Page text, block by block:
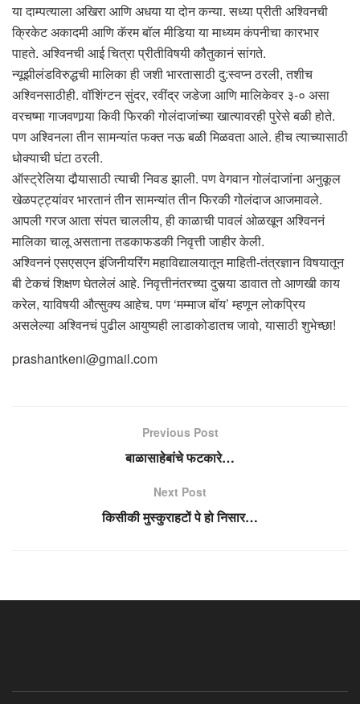
या दाम्पत्याला अखिरा आणि अधया या दोन कन्या. सध्या प्रीती अश्विनची
क्रिकेट अकादमी आणि कॅरम बॉल मीडिया या माध्यम कंपनीचा कारभार
पाहते. अश्विनची आई चित्रा प्रीतीविषयी कौतुकानं सांगते.
न्यूझीलंडविरुद्धची मालिका ही जशी भारतासाठी दु:स्वप्न ठरली, तशीच
अश्विनसाठीही. वॉशिंग्टन सुंदर, रवींद्र जडेजा आणि मालिकेवर ३-० असा
वरचष्मा गाजवणार्‍या किवी फिरकी गोलंदाजांच्या खात्यावरही पुरेसे बळी होते.
पण अश्विनला तीन सामन्यांत फक्त नऊ बळी मिळवता आले. हीच त्याच्यासाठी
धोक्याची घंटा ठरली.
ऑस्ट्रेलिया दौर्‍यासाठी त्याची निवड झाली. पण वेगवान गोलंदाजांना अनुकूल
खेळपट्ट्यांवर भारतानं तीन सामन्यांत तीन फिरकी गोलंदाज आजमावले.
आपली गरज आता संपत चाललीय, ही काळाची पावलं ओळखून अश्विननं
मालिका चालू असताना तडकाफडकी निवृत्ती जाहीर केली.
अश्विननं एसएसएन इंजिनीयरिंग महाविद्यालयातून माहिती-तंत्रज्ञान विषयातून
बी टेकचं शिक्षण घेतलेलं आहे. निवृत्तीनंतरच्या दुसर्‍या डावात तो आणखी काय
करेल, याविषयी औत्सुक्य आहेच. पण ‘मम्माज बॉय’ म्हणून लोकप्रिय
असलेल्या अश्विनचं पुढील आयुष्यही लाडाकोडातच जावो, यासाठी शुभेच्छा!
prashantkeni@gmail.com
Previous Post
बाळासाहेबांचे फटकारे…
Next Post
किसीकी मुस्कुराहटों पे हो निसार…